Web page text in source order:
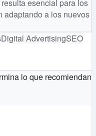
esencial para los
adaptando a los nuevos
Digital AdvertisingSEO